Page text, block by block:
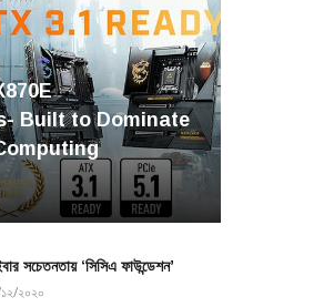
Built to Dominate
সচেতনতায় ‘সিসিএ ফাউন্ডেশন’
২০২০